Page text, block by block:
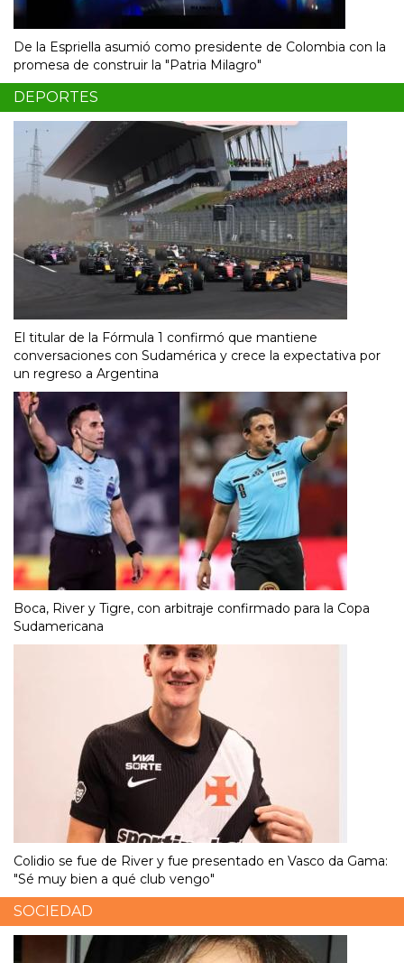
De la Espriella asumió como presidente de Colombia con la
promesa de construir la "Patria Milagro"
DEPORTES
El titular de la Fórmula 1 confirmó que mantiene
conversaciones con Sudamérica y crece la expectativa por
un regreso a Argentina
Boca, River y Tigre, con arbitraje confirmado para la Copa
Sudamericana
Colidio se fue de River y fue presentado en Vasco da Gama:
"Sé muy bien a qué club vengo"
SOCIEDAD